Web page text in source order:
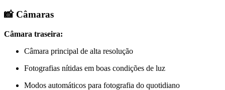
📸 Câmaras
Câmara traseira:
Câmara principal de alta resolução
Fotografias nítidas em boas condições de luz
Modos automáticos para fotografia do quotidiano